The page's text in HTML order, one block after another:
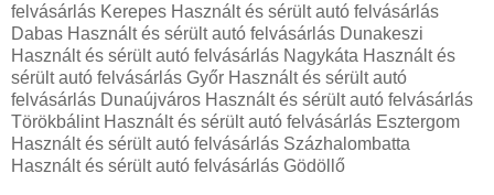
felvásárlás Kerepes Használt és sérült autó felvásárlás
Dabas Használt és sérült autó felvásárlás Dunakeszi
Használt és sérült autó felvásárlás Nagykáta Használt és
sérült autó felvásárlás Győr Használt és sérült autó
felvásárlás Dunaújváros Használt és sérült autó felvásárlás
Törökbálint Használt és sérült autó felvásárlás Esztergom
Használt és sérült autó felvásárlás Százhalombatta
Használt és sérült autó felvásárlás Gödöllő